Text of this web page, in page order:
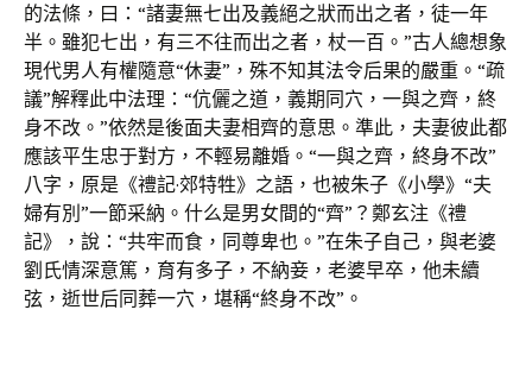
的法條，曰：“諸妻無七出及義絕之狀而出之者，徒一年
半。雖犯七出，有三不往而出之者，杖一百。”古人總想象
現代男人有權隨意“休妻”，殊不知其法令后果的嚴重。“疏
議”解釋此中法理：“伉儷之道，義期同穴，一與之齊，終
身不改。”依然是後面夫妻相齊的意思。準此，夫妻彼此都
應該平生忠于對方，不輕易離婚。“一與之齊，終身不改”
八字，原是《禮記·郊特牲》之語，也被朱子《小學》“夫
婦有別”一節采納。什么是男女間的“齊”？鄭玄注《禮
記》，說：“共牢而食，同尊卑也。”在朱子自己，與老婆
劉氏情深意篤，育有多子，不納妾，老婆早卒，他未續
弦，逝世后同葬一穴，堪稱“終身不改”。